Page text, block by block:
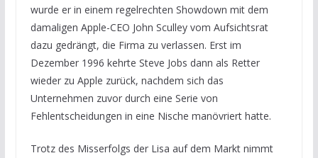
wurde er in einem regelrechten Showdown mit dem
damaligen Apple-CEO John Sculley vom Aufsichtsrat
dazu gedrängt, die Firma zu verlassen. Erst im
Dezember 1996 kehrte Steve Jobs dann als Retter
wieder zu Apple zurück, nachdem sich das
Unternehmen zuvor durch eine Serie von
Fehlentscheidungen in eine Nische manövriert hatte.
Trotz des Misserfolgs der Lisa auf dem Markt nimmt